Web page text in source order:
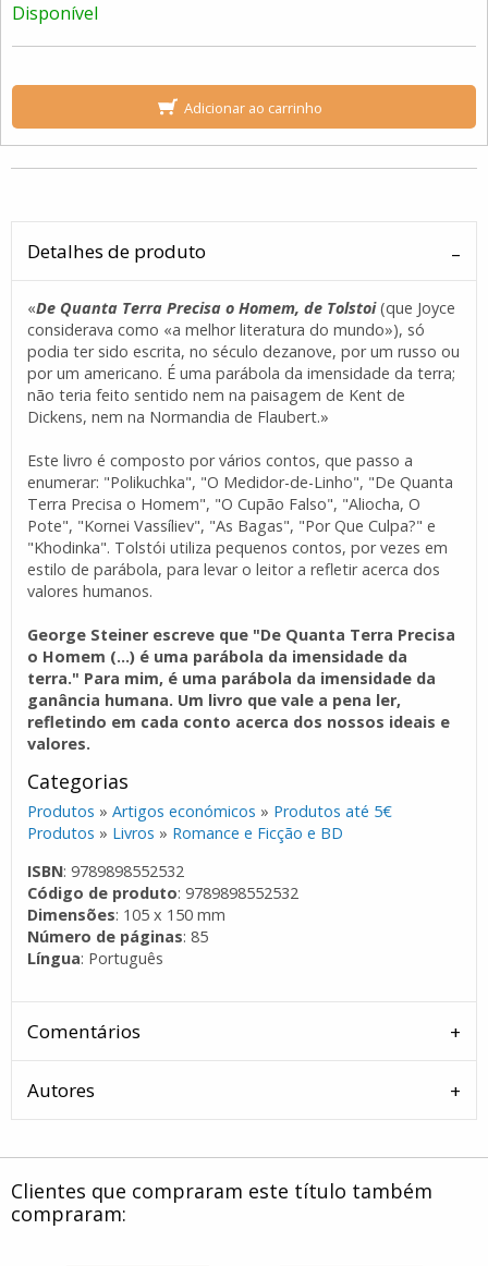
Disponível
Adicionar ao carrinho
Detalhes de produto
«De Quanta Terra Precisa o Homem, de Tolstoi(que Joyce
considerava como «a melhor literatura do mundo»), só
podia ter sido escrita, no século dezanove, por um russo ou
por um americano. É uma parábola da imensidade da terra;
não teria feito sentido nem na paisagem de Kent de
Dickens, nem na Normandia de Flaubert.»
Este livro é composto por vários contos, que passo a
enumerar: "Polikuchka", "O Medidor-de-Linho", "De Quanta
Terra Precisa o Homem", "O Cupão Falso", "Aliocha, O
Pote", "Kornei Vassíliev", "As Bagas", "Por Que Culpa?" e
"Khodinka". Tolstói utiliza pequenos contos, por vezes em
estilo de parábola, para levar o leitor a refletir acerca dos
valores humanos.
George Steiner escreve que "De Quanta Terra Precisa
o Homem (...) é uma parábola da imensidade da
terra." Para mim, é uma parábola da imensidade da
ganância humana. Um livro que vale a pena ler,
refletindo em cada conto acerca dos nossos ideais e
valores.
Categorias
Produtos »Artigos económicos » Produtos até 5€
Produtos » Livros » Romance e Ficção e BD
ISBN: 9789898552532
Código de produto: 9789898552532
Dimensões: 105 x 150 mm
Número de páginas: 85
Língua: Português
Comentários
Autores
Clientes que compraram este título também
compraram: